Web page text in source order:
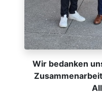
Wir bedanken